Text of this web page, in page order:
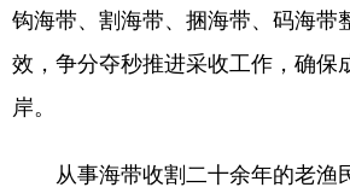
Deutsch Português
钩海带、割海带、捆海带、码海带
效，争分夺秒推进采收工作，确保
岸。
从事海带收割二十余年的老渔